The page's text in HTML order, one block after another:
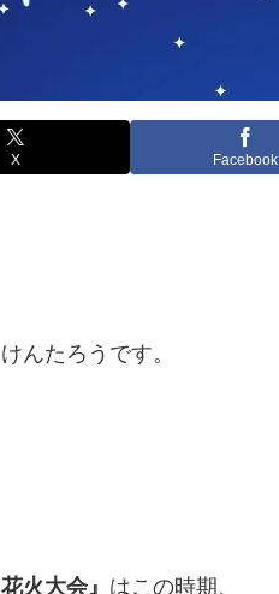
X Facebook
んたろうです。
花火大会』 はこの時期、